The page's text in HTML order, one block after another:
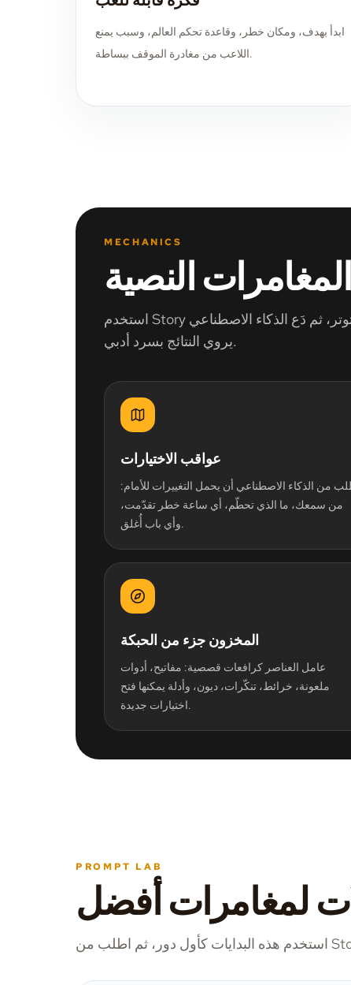
ابدأ بهدف، ومكان خطر، وقاعدة تحكم العالم، وسبب يمنع
اللاعب من مغادرة الموقف ببساطة.
MECHANICS
النصية
استخدم Story كمدير لعبة بالذكاء الاصطناعي مرن. أضِف أنظمة خفيفة تولّد التوتر، ثم دَع الذكاء الاصطناعي
يروي النتائج بسرد أدبي.
عواقب الاختيارات
من الذكاء الاصطناعي أن يحمل التغييرات للأمام:
من سمعك، ما الذي تحطّم، أي ساعة خطر تقدّمت،
وأي باب أُغلق.
المخزون جزء من الحبكة
عامل العناصر كرافعات قصصية: مفاتيح، أدوات
ملعونة، خرائط، تنكّرات، ديون، وأدلة يمكنها فتح
اختيارات جديدة.
PROMPT LAB
لمغامرات أفضل